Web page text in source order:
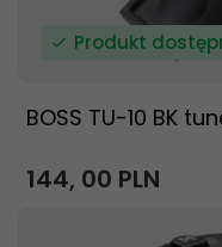
Produkt
BOSS TU-10 BK
144, 00 PLN